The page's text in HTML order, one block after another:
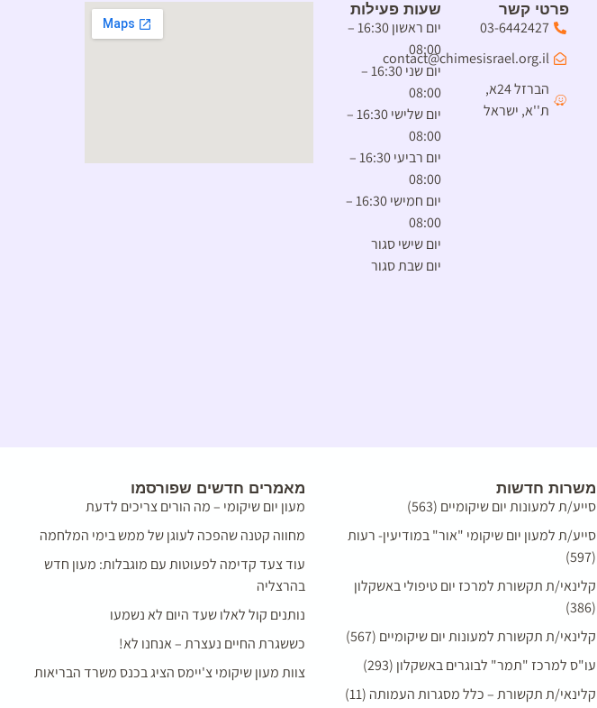
פרטי קשר
03-6442427
contact@chimesisrael.org.il
הברזל 24א,
ת''א, ישראל
שעות פעילות
יום ראשון 16:30 –
08:00
יום שני 16:30 –
08:00
יום שלישי 16:30 –
08:00
יום רביעי 16:30 –
08:00
יום חמישי 16:30 –
08:00
יום שישי סגור
יום שבת סגור
משרות חדשות
סייע/ת למעונות יום שיקומיים (563)
סייע/ת למעון יום שיקומי "אור" במודיעין- רעות
(597)
קלינאי/ת תקשורת למרכז יום טיפולי באשקלון
(386)
קלינאי/ת תקשורת למעונות יום שיקומיים (567)
עו"ס למרכז "תמר" לבוגרים באשקלון (293)
קלינאי/ת תקשורת – כלל מסגרות העמותה (11)
מאמרים חדשים שפורסמו
מעון יום שיקומי – מה הורים צריכים לדעת
מחווה קטנה שהפכה לעוגן של ממש בימי המלחמה
עוד צעד קדימה לפעוטות עם מוגבלות: מעון חדש
בהרצליה
נותנים קול לאלו שעד היום לא נשמעו
כששגרת החיים נעצרת – אנחנו לא!
צוות מעון שיקומי צ'יימס הציג בכנס משרד הבריאות